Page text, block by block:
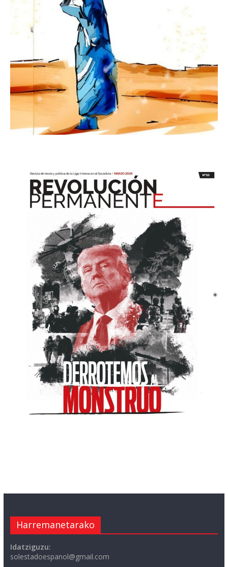
Harremanetarako
Idatziguzu:
solestadoespanol@gmail.com